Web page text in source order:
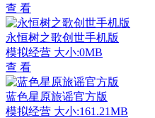
查 看
永恒树之歌创世手机版
模拟经营 大小:0MB
查 看
蓝色星原旅谣官方版
模拟经营 大小:161.21MB